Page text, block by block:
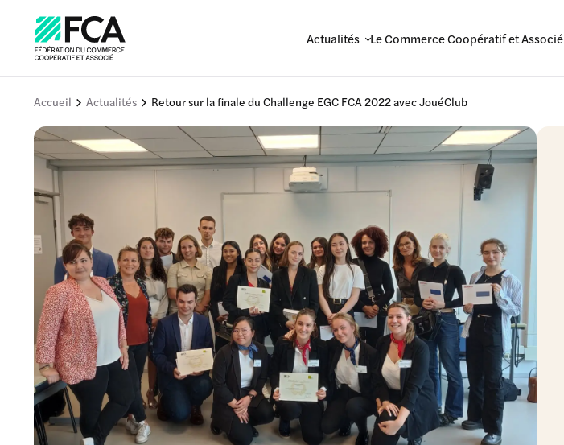
Actualités Le Commerce Coopératif et Associé
Accueil Actualités Retour sur la finale du Challenge EGC FCA 2022 avec JouéClub